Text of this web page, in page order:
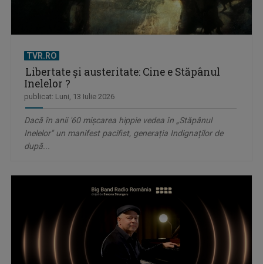
TVR.RO
Libertate și austeritate: Cine e Stăpânul
Inelelor ?
publicat: Luni, 13 Iulie 2026
Dacă în anii '60 mișcarea hippie vedea în „Stăpânul
Inelelor" un manifest pacifist, generația Indignaților de
după...